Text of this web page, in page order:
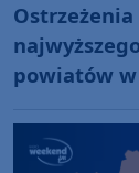
powiatów